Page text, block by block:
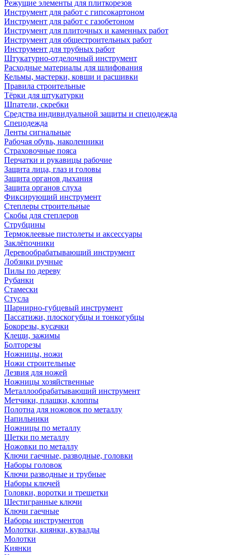
Режущие элементы для плиткорезов
Инструмент для работ с гипсокартоном
Инструмент для работ с газобетоном
Инструмент для плиточных и каменных работ
Инструмент для общестроительных работ
Инструмент для трубных работ
Штукатурно-отделочный инструмент
Расходные материалы для шлифования
Кельмы, мастерки, ковши и расшивки
Правила строительные
Тёрки для штукатурки
Шпатели, скребки
Средства индивидуальной защиты и спецодежда
Спецодежда
Ленты сигнальные
Рабочая обувь, наколенники
Страховочные пояса
Перчатки и рукавицы рабочие
Защита лица, глаз и головы
Защита органов дыхания
Защита органов слуха
Фиксирующий инструмент
Степлеры строительные
Скобы для степлеров
Струбцины
Термоклеевые пистолеты и аксессуары
Заклёпочники
Деревообрабатывающий инструмент
Лобзики ручные
Пилы по дереву
Рубанки
Стамески
Стусла
Шарнирно-губцевый инструмент
Пассатижи, плоскогубцы и тонкогубцы
Бокорезы, кусачки
Клещи, зажимы
Болторезы
Ножницы, ножи
Ножи строительные
Лезвия для ножей
Ножницы хозяйственные
Металлообрабатывающий инструмент
Метчики, плашки, клоппы
Полотна для ножовок по металлу
Напильники
Ножницы по металлу
Щетки по металлу
Ножовки по металлу
Ключи гаечные, разводные, головки
Наборы головок
Ключи разводные и трубные
Наборы ключей
Головки, воротки и трещетки
Шестигранные ключи
Ключи гаечные
Наборы инструментов
Молотки, киянки, кувалды
Молотки
Киянки